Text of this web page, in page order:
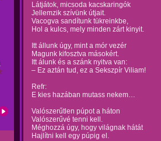
Látjátok, micsoda kacskaringók
Jellemzik szívünk útjait.
Vacogva sandítunk tükreinkbe,
Hol a kulcs, mely minden zárt kinyit.
Itt állunk úgy, mint a mór vezér
Magunk kifosztva másokért.
Itt álunk és a szánk nyitva van:
– Ez aztán tud, ez a Sekszpír Viliam!
Refr:
E kies hazában mutass nekem…
Valószerűtlen púpot a háton
Valószerűvé tenni kell.
Méghozzá úgy, hogy világnak hátát
Hajlítni kell egy púpig el.